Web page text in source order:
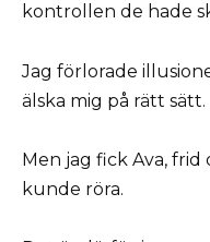
kontrollen de hade
Jag förlorade
älska mig på rätt sätt.
Men jag fick Ava,
kunde röra.